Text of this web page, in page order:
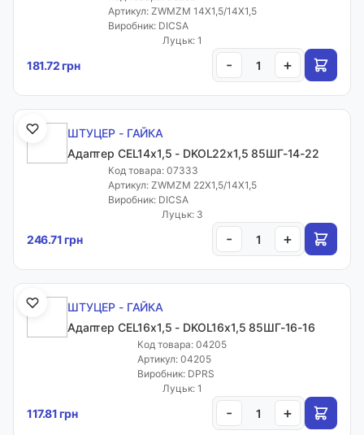
Артикул: ZWMZM 14X1,5/14X1,5
Виробник: DICSA
Луцьк: 1
181.72 грн - +
ШТУЦЕР - ГАЙКА
Адаптер CEL14х1,5 - DKOL22х1,5 85ШГ-14-22
Код товара: 07333
Артикул: ZWMZM 22X1,5/14X1,5
Виробник: DICSA
Луцьк: 3
246.71 грн - +
ШТУЦЕР - ГАЙКА
Адаптер CEL16х1,5 - DKOL16х1,5 85ШГ-16-16
Код товара: 04205
Артикул: 04205
Виробник: DPRS
Луцьк: 1
117.81 грн - +